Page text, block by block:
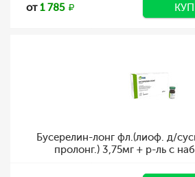
от1 785
Бусерелин-лонг фл.(лиоф. д/
пролонг.) 3,75мг + р-ль с